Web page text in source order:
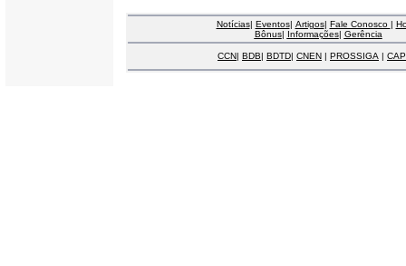
Notícias| Eventos| Artigos| Fale Conosco |
Bônus| Informações| Gerência
CCN| BDB| BDTD| CNEN | PROSSIGA |